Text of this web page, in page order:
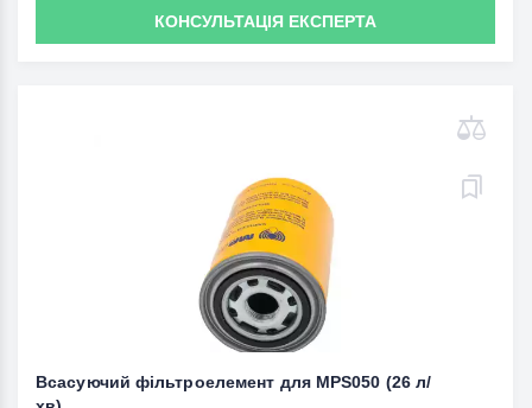
КОНСУЛЬТАЦІЯ ЕКСПЕРТА
Всасуючий фільтроелемент для MPS050 (26 л/